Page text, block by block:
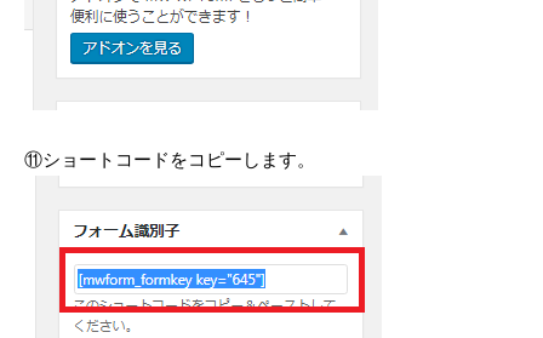
⑪ショートコードをコピーします。